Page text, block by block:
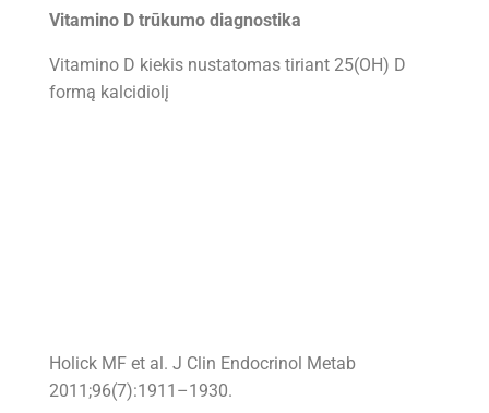
Vitamino D trūkumo diagnostika
Vitamino D kiekis nustatomas tiriant 25(OH) D
formą kalcidiolį
Holick MF et al. J Clin Endocrinol Metab
2011;96(7):1911–1930.